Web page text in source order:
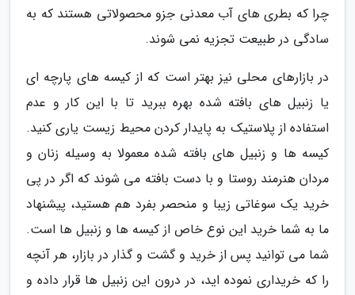
چرا که بطری های آب معدنی جزو محصولاتی هستند که به
سادگی در طبیعت تجزیه نمی شوند.
در بازارهای محلی نیز بهتر است که از کیسه های پارچه ای
یا زنبیل های بافته شده بهره ببرید تا با این کار و عدم
استفاده از پلاستیک به پایدار کردن محیط زیست یاری کنید.
کیسه ها و زنبیل های بافته شده معمولا به وسیله زنان و
مردان هنرمند روستا و با دست بافته می شوند که اگر در پی
خرید یک سوغاتی زیبا و منحصر بفرد هم هستید، پیشنهاد
ما به شما خرید این نوع خاص از کیسه ها و زنبیل ها است.
شما می توانید پس از خرید و گشت و گذار در بازار، هر آنچه
را که خریداری نموده اید، در درون این زنبیل ها قرار داده و